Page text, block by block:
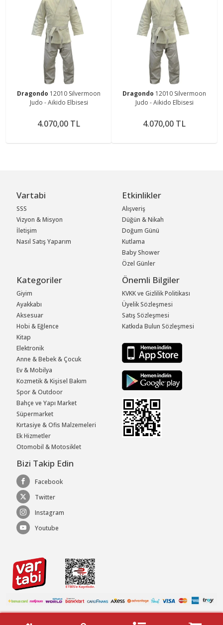
Dragondo 12010 Silvermoon
Judo - Aikido Elbisesi
4.070,00 TL
Dragondo 12010 Silvermoon
Judo - Aikido Elbisesi
4.070,00 TL
Vartabi
SSS
Vizyon & Misyon
İletişim
Nasıl Satış Yaparım
Etkinlikler
Alışveriş
Düğün & Nikah
Doğum Günü
Kutlama
Baby Shower
Özel Günler
Kategoriler
Giyim
Ayakkabı
Aksesuar
Hobi & Eğlence
Kitap
Elektronik
Anne & Bebek & Çocuk
Ev & Mobilya
Kozmetik & Kişisel Bakım
Spor & Outdoor
Bahçe ve Yapı Market
Süpermarket
Kırtasiye & Ofis Malzemeleri
Ek Hizmetler
Otomobil & Motosiklet
Önemli Bilgiler
KVKK ve Gizlilik Politikası
Üyelik Sözleşmesi
Satış Sözleşmesi
Katkıda Bulun Sözleşmesi
Bizi Takip Edin
Facebook
Twitter
Instagram
Youtube